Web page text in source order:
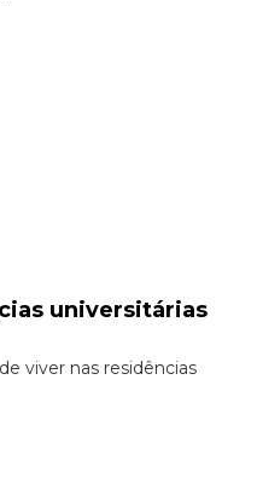
universitárias
viver nas residências